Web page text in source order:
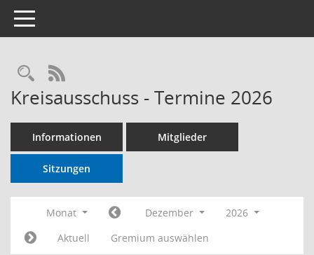
Toggle navigation
RSS-Feed
Kreisausschuss - Termine 2026
Informationen Mitglieder
Sitzungen
Monat Dezember
2026
Aktuell
Gremium auswählen